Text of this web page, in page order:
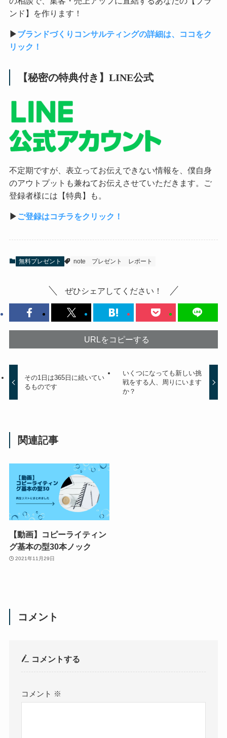
ンド】を作ります！
▶︎ブランドづくりコンサルティングの詳細は、ココをク
リック！
【秘密の特典付き】LINE公式
不定期ですが、表立ってお伝えできない情報を、僕自身
のアウトプットも兼ねてお伝えさせていただきます。ご
登録者様には【特典】も。
▶︎ ご登録はコチラをクリック！
無料プレゼント note プレゼント レポート
ぜひシェアしてください！
URLをコピーする
その1日は365日に続いてい
るものです
いくつになっても新しい挑
戦をする人、周りにいます
か？
関連記事
【動画】コピーライティン
グ基本の型30本ノック
2021年11月29日
コメント
コメントする
コメント ※